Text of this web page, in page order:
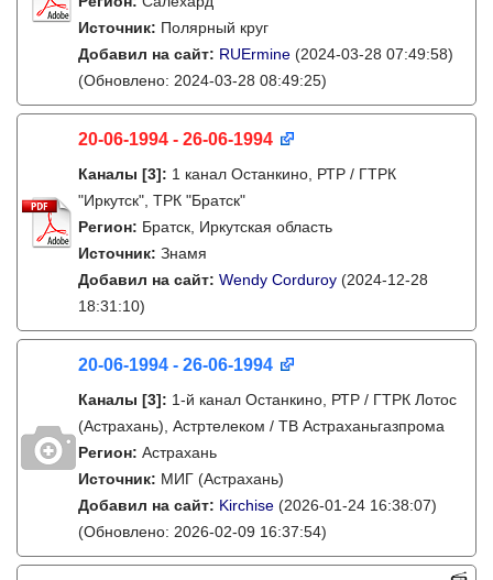
Источник: Полярный круг
Добавил на сайт: RUErmine (2024-03-28 07:49:58)
(Обновлено: 2024-03-28 08:49:25)
20-06-1994 - 26-06-1994
Каналы [3]: 1 канал Останкино, РТР / ГТРК
"Иркутск", ТРК "Братск"
Регион: Братск, Иркутская область
Источник: Знамя
Добавил на сайт: Wendy Corduroy (2024-12-28
18:31:10)
20-06-1994 - 26-06-1994
Каналы [3]: 1-й канал Останкино, РТР / ГТРК Лотос
(Астрахань), Астртелеком / ТВ Астраханьгазпрома
Регион: Астрахань
Источник: МИГ (Астрахань)
Добавил на сайт: Kirchise (2026-01-24 16:38:07)
(Обновлено: 2026-02-09 16:37:54)